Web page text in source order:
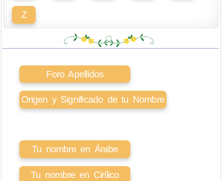
Z
Foro Apellidos
Origen y Significado de tu Nombre
Tu nombre en Árabe
Tu nombre en Cirílico